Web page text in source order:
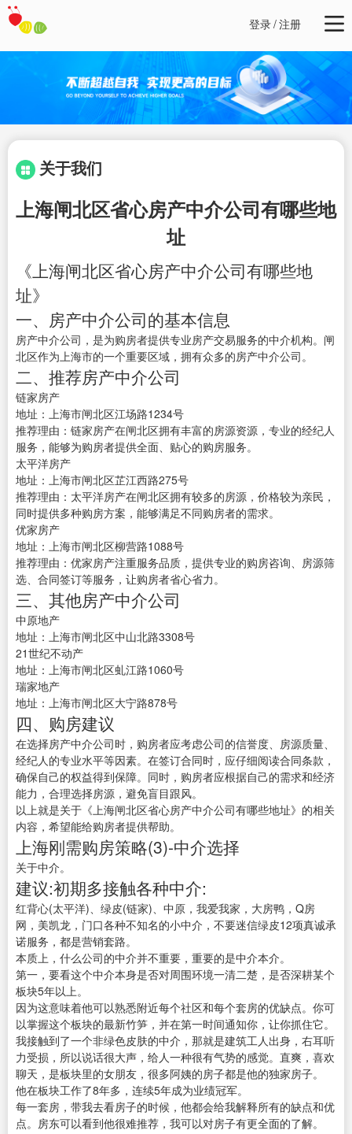
登录/注册
关于我们
上海闸北区省心房产中介公司有哪些地
址
《上海闸北区省心房产中介公司有哪些地
址》
一、房产中介公司的基本信息
房产中介公司，是为购房者提供专业房产交易服务的中介机构。闸
北区作为上海市的一个重要区域，拥有众多的房产中介公司。
二、推荐房产中介公司
链家房产
地址：上海市闸北区江场路1234号
推荐理由：链家房产在闸北区拥有丰富的房源资源，专业的经纪人
服务，能够为购房者提供全面、贴心的购房服务。
太平洋房产
地址：上海市闸北区芷江西路275号
推荐理由：太平洋房产在闸北区拥有较多的房源，价格较为亲民，
同时提供多种购房方案，能够满足不同购房者的需求。
优家房产
地址：上海市闸北区柳营路1088号
推荐理由：优家房产注重服务品质，提供专业的购房咨询、房源筛
选、合同签订等服务，让购房者省心省力。
三、其他房产中介公司
中原地产
地址：上海市闸北区中山北路3308号
21世纪不动产
地址：上海市闸北区虬江路1060号
瑞家地产
地址：上海市闸北区大宁路878号
四、购房建议
在选择房产中介公司时，购房者应考虑公司的信誉度、房源质量、
经纪人的专业水平等因素。在签订合同时，应仔细阅读合同条款，
确保自己的权益得到保障。同时，购房者应根据自己的需求和经济
能力，合理选择房源，避免盲目跟风。
以上就是关于《上海闸北区省心房产中介公司有哪些地址》的相关
内容，希望能给购房者提供帮助。
上海刚需购房策略(3)-中介选择
关于中介。
建议:初期多接触各种中介:
红背心(太平洋)、绿皮(链家)、中原，我爱我家，大房鸭，Q房
网，美凯龙，门口各种不知名的小中介，不要迷信绿皮12项真诚承
诺服务，都是营销套路。
本质上，什么公司的中介并不重要，重要的是中介本介。
第一，要看这个中介本身是否对周围环境一清二楚，是否深耕某个
板块5年以上。
因为这意味着他可以熟悉附近每个社区和每个套房的优缺点。你可
以掌握这个板块的最新竹笋，并在第一时间通知你，让你抓住它。
我接触到了一个非绿色皮肤的中介，那就是建筑工人出身，右耳听
力受损，所以说话很大声，给人一种很有气势的感觉。直爽，喜欢
聊天，是板块里的女朋友，很多阿姨的房子都是他的独家房子。
他在板块工作了8年多，连续5年成为业绩冠军。
每一套房，带我去看房子的时候，他都会给我解释所有的缺点和优
点。房东可以看到他很难推荐，我可以对房子有更全面的了解。